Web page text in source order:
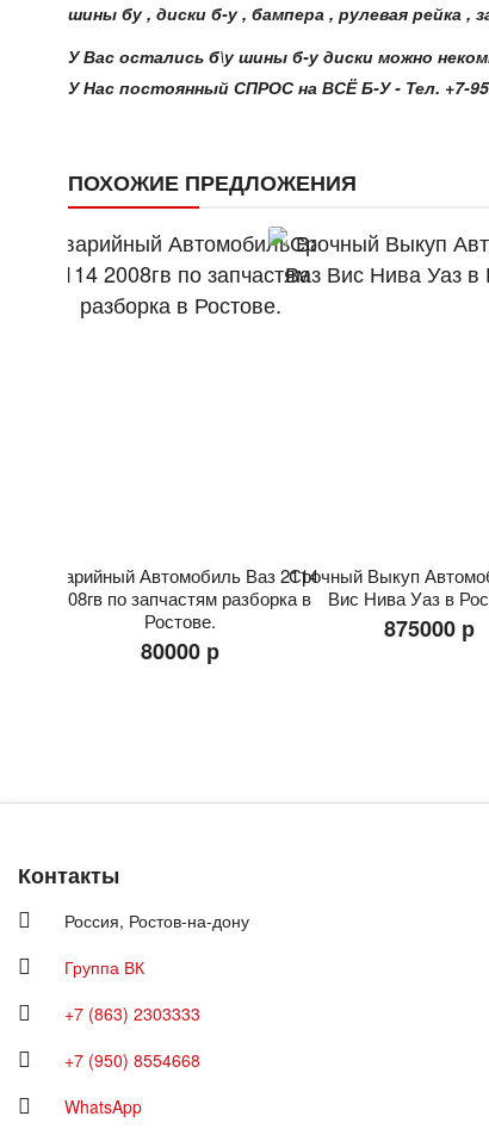
шины бу , диски б-у , бампера , рулевая рейка ,
У Вас остались б\у шины б-у диски можно
У Нас постоянный СПРОС на ВСЁ Б-У - Тел. +7-
ПОХОЖИЕ ПРЕДЛОЖЕНИЯ
Аварийный Автомобиль Ваз 2114
2008гв по запчастям разборка в
Ростове.
80000 р
Срочный Выкуп
Вис Нива Уаз в
875000 р
Контакты
Россия, Ростов-на-дону
Группа ВК
+7 (863) 2303333
+7 (950) 8554668
WhatsApp